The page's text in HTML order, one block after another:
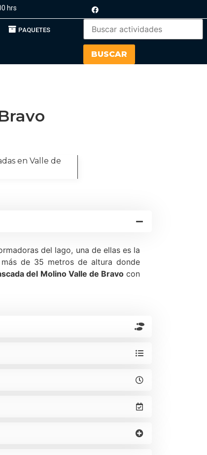
hrs
PAQUETES
en Valle de
del lago, una de ellas es la
de 35 metros de altura donde
del Molino Valle de Bravocon